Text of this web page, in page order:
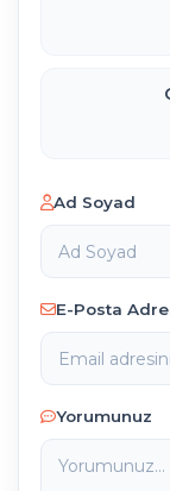
Ad Soyad
E-Posta
Yorumunuz